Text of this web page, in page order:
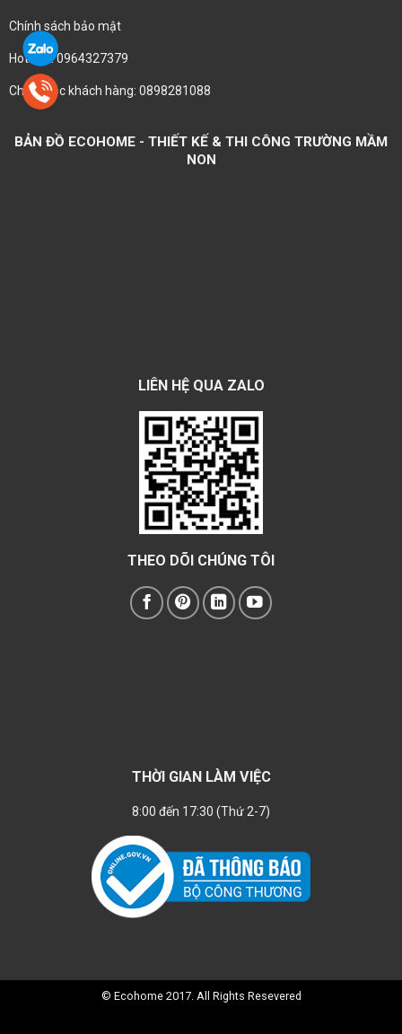
Chính sách bảo mật
Hotline : 0964327379
Chăm sóc khách hàng: 0898281088
BẢN ĐỒ ECOHOME - THIẾT KẾ & THI CÔNG TRƯỜNG MẦM
NON
LIÊN HỆ QUA ZALO
THEO DÕI CHÚNG TÔI
THỜI GIAN LÀM VIỆC
8:00 đến 17:30 (Thứ 2-7)
© Ecohome 2017. All Rights Resevered